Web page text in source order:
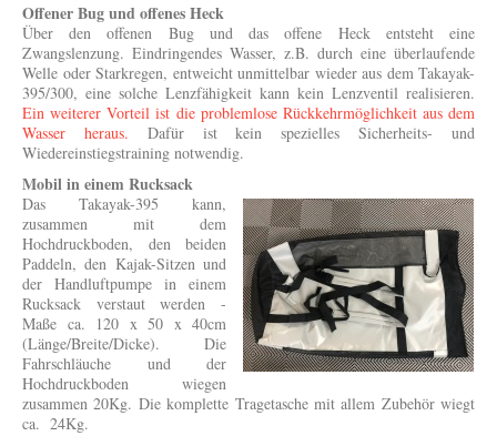
Offener Bug und offenes Heck
Über den offenen Bug und das offene Heck entsteht eine
Zwangslenzung. Eindringendes Wasser, z.B. durch eine überlaufende
Welle oder Starkregen, entweicht unmittelbar wieder aus dem Takayak-
395/300, eine solche Lenzfähigkeit kann kein Lenzventil realisieren.
Ein weiterer Vorteil ist die problemlose Rückkehrmöglichkeit aus dem
Wasser heraus. Dafür ist kein spezielles Sicherheits- und
Wiedereinstiegstraining notwendig.
Mobil in einem Rucksack
Das Takayak-395 kann,
zusammen mit dem
Hochdruckboden, den beiden
Paddeln, den Kajak-Sitzen und
der Handluftpumpe in einem
Rucksack verstaut werden -
Maße ca. 120 x 50 x 40cm
(Länge/Breite/Dicke). Die
Fahrschläuche und der
Hochdruckboden wiegen
zusammen 20Kg. Die komplette Tragetasche mit allem Zubehör wiegt
ca. 24Kg.